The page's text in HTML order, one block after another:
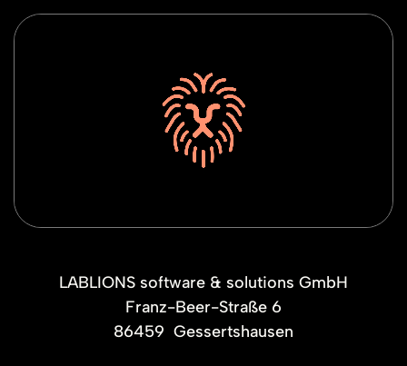
LABLIONS software & solutions GmbH
Franz-Beer-Straße 6
86459 Gessertshausen